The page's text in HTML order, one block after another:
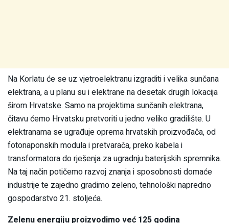
Na Korlatu će se uz vjetroelektranu izgraditi i velika sunčana
elektrana, a u planu su i elektrane na desetak drugih lokacija
širom Hrvatske. Samo na projektima sunčanih elektrana,
čitavu ćemo Hrvatsku pretvoriti u jedno veliko gradilište. U
elektranama se ugrađuje oprema hrvatskih proizvođača, od
fotonaponskih modula i pretvarača, preko kabela i
transformatora do rješenja za ugradnju baterijskih spremnika.
Na taj način potičemo razvoj znanja i sposobnosti domaće
industrije te zajedno gradimo zeleno, tehnološki napredno
gospodarstvo 21. stoljeća.
Zelenu energiju proizvodimo već 125 godina